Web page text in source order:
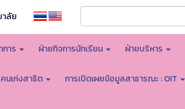
าลัย
การ ฝ่ายกิจการนักเรียน ฝ่ายบริหาร
คนเก่งสาธิต การเปิดเผยข้อมูลสาธารณะ : OIT